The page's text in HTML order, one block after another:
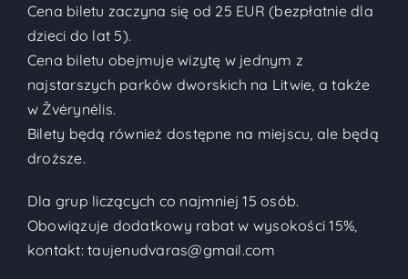
Cena biletu zaczyna się od 25 EUR (bezpłatnie dla
dzieci do lat 5).
Cena biletu obejmuje wizytę w jednym z
najstarszych parków dworskich na Litwie, a także
w Žvėrynėlis.
Bilety będą również dostępne na miejscu, ale będą
droższe.
Dla grup liczących co najmniej 15 osób.
Obowiązuje dodatkowy rabat w wysokości 15%,
kontakt:taujenudvaras@gmail.com